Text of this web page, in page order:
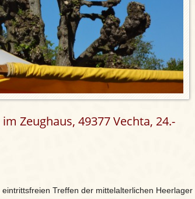
Zeughaus, 49377 Vechta, 24.-
Treffen der mittelalterlichen Heerlager